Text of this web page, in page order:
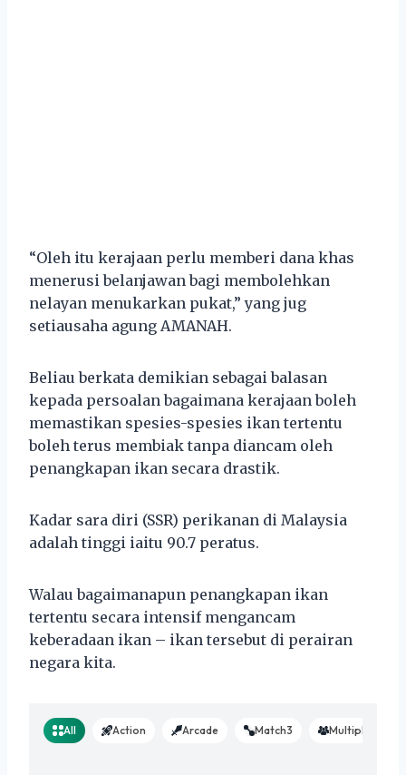
“Oleh itu kerajaan perlu memberi dana khas
menerusi belanjawan bagi membolehkan
nelayan menukarkan pukat,” yang jug
setiausaha agung AMANAH.
Beliau berkata demikian sebagai balasan
kepada persoalan bagaimana kerajaan boleh
memastikan spesies-spesies ikan tertentu
boleh terus membiak tanpa diancam oleh
penangkapan ikan secara drastik.
Kadar sara diri (SSR) perikanan di Malaysia
adalah tinggi iaitu 90.7 peratus.
Walau bagaimanapun penangkapan ikan
tertentu secara intensif mengancam
keberadaan ikan – ikan tersebut di perairan
negara kita.